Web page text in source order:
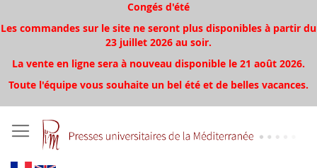
Congés d'été
Les commandes sur le site ne seront plus disponibles à partir du
23 juillet 2026 au soir.
La vente en ligne sera à nouveau disponible le 21 août 2026.
Toute l'équipe vous souhaite un bel été et de belles vacances.